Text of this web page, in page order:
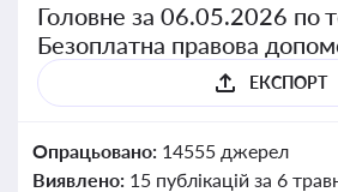
Головне за 06.05.2026 по
Безоплатна правова
ЕКСПОРТ
Опрацьовано: 14555 джерел
Виявлено: 15 публікацій за 6